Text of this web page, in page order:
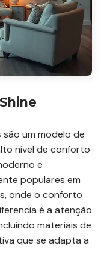
são um modelo de
nível de conforto
e
populares em
onde o conforto
é a atenção
materiais de
que se adapta a